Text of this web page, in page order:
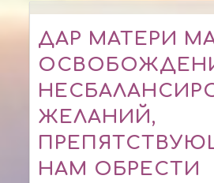
ДАР МАТЕРИ
ЖЕЛАНИЙ,
НАМ ОБРЕСТИ